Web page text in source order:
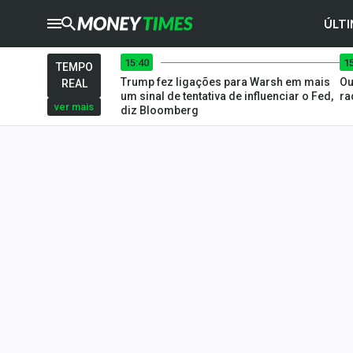
CRYPTOTIMES
TIMES
Ibovespa
TEMPO
REAL
ver mais
15:40
Trump fez ligações para Warsh em mais
um sinal de tentativa de influenciar o Fed,
diz Bloomberg